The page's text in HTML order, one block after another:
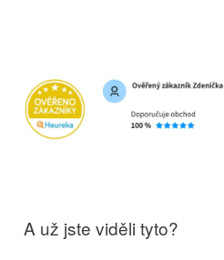
A už jste viděli tyto?